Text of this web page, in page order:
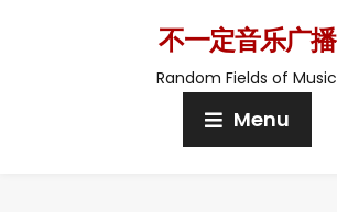
不一定音乐广播
Random Fields of Music
Menu